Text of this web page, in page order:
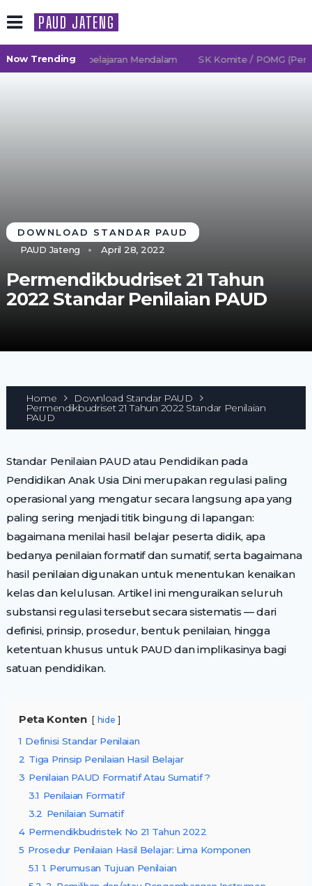
PAUD JATENG
Now Trending
2027 TK Pembelajaran Mendalam SK Komite / POMG
DOWNLOAD STANDAR PAUD
PAUD Jateng
April 28, 2022
Permendikbudriset 21 Tahun
2022 Standar Penilaian PAUD
Home Download Standar PAUD
Permendikbudriset 21 Tahun 2022 Standar Penilaian
PAUD
Standar Penilaian PAUD atau Pendidikan pada
Pendidikan Anak Usia Dini merupakan regulasi paling
operasional yang mengatur secara langsung apa yang
paling sering menjadi titik bingung di lapangan:
bagaimana menilai hasil belajar peserta didik, apa
bedanya penilaian formatif dan sumatif, serta bagaimana
hasil penilaian digunakan untuk menentukan kenaikan
kelas dan kelulusan. Artikel ini menguraikan seluruh
substansi regulasi tersebut secara sistematis — dari
definisi, prinsip, prosedur, bentuk penilaian, hingga
ketentuan khusus untuk PAUD dan implikasinya bagi
satuan pendidikan.
Peta Konten hide
1 Definisi Standar Penilaian
2 Tiga Prinsip Penilaian Hasil Belajar
3 Penilaian PAUD Formatif Atau Sumatif ?
3.1 Penilaian Formatif
3.2 Penilaian Sumatif
4 Permendikbudristek No 21 Tahun 2022
5 Prosedur Penilaian Hasil Belajar: Lima Komponen
5.1 1. Perumusan Tujuan Penilaian